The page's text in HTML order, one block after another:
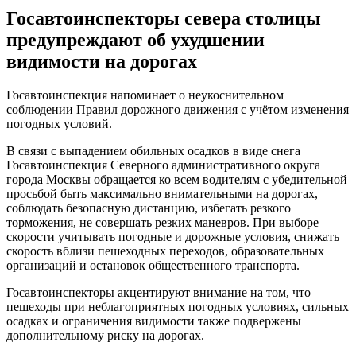
Госавтоинспекторы севера столицы
предупреждают об ухудшении
видимости на дорогах
Госавтоинспекция напоминает о неукоснительном
соблюдении Правил дорожного движения с учётом изменения
погодных условий.
В связи с выпадением обильных осадков в виде снега
Госавтоинспекция Северного административного округа
города Москвы обращается ко всем водителям с убедительной
просьбой быть максимально внимательными на дорогах,
соблюдать безопасную дистанцию, избегать резкого
торможения, не совершать резких маневров. При выборе
скорости учитывать погодные и дорожные условия, снижать
скорость вблизи пешеходных переходов, образовательных
организаций и остановок общественного транспорта.
Госавтоинспекторы акцентируют внимание на том, что
пешеходы при неблагоприятных погодных условиях, сильных
осадках и ограничения видимости также подвержены
дополнительному риску на дорогах.